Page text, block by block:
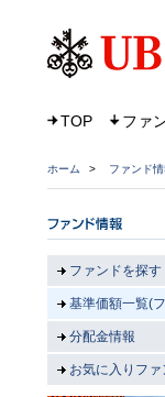
TOP ファ
ホーム > ファンド情
ファンドを探す
基準価額一覧(
分配金情報
お気に入りファ